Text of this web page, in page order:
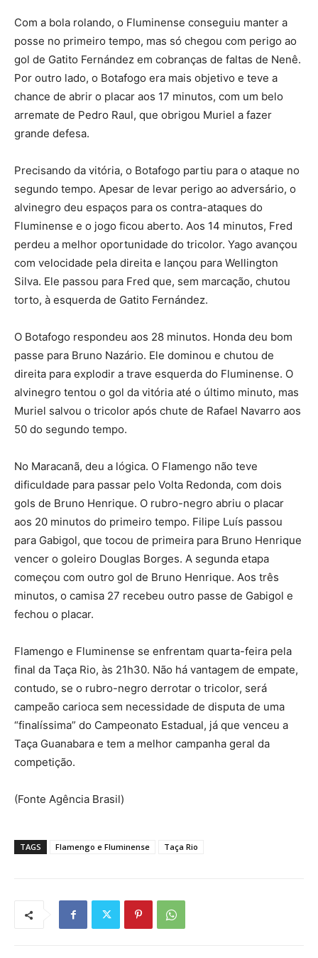
Com a bola rolando, o Fluminense conseguiu manter a
posse no primeiro tempo, mas só chegou com perigo ao
gol de Gatito Fernández em cobranças de faltas de Nenê.
Por outro lado, o Botafogo era mais objetivo e teve a
chance de abrir o placar aos 17 minutos, com um belo
arremate de Pedro Raul, que obrigou Muriel a fazer
grande defesa.
Precisando da vitória, o Botafogo partiu para o ataque no
segundo tempo. Apesar de levar perigo ao adversário, o
alvinegro deu espaços para os contra-ataques do
Fluminense e o jogo ficou aberto. Aos 14 minutos, Fred
perdeu a melhor oportunidade do tricolor. Yago avançou
com velocidade pela direita e lançou para Wellington
Silva. Ele passou para Fred que, sem marcação, chutou
torto, à esquerda de Gatito Fernández.
O Botafogo respondeu aos 28 minutos. Honda deu bom
passe para Bruno Nazário. Ele dominou e chutou de
direita para explodir a trave esquerda do Fluminense. O
alvinegro tentou o gol da vitória até o último minuto, mas
Muriel salvou o tricolor após chute de Rafael Navarro aos
50 do segundo tempo.
No Maracanã, deu a lógica. O Flamengo não teve
dificuldade para passar pelo Volta Redonda, com dois
gols de Bruno Henrique. O rubro-negro abriu o placar
aos 20 minutos do primeiro tempo. Filipe Luís passou
para Gabigol, que tocou de primeira para Bruno Henrique
vencer o goleiro Douglas Borges. A segunda etapa
começou com outro gol de Bruno Henrique. Aos três
minutos, o camisa 27 recebeu outro passe de Gabigol e
fechou o placar.
Flamengo e Fluminense se enfrentam quarta-feira pela
final da Taça Rio, às 21h30. Não há vantagem de empate,
contudo, se o rubro-negro derrotar o tricolor, será
campeão carioca sem necessidade de disputa de uma
“finalíssima” do Campeonato Estadual, já que venceu a
Taça Guanabara e tem a melhor campanha geral da
competição.
(Fonte Agência Brasil)
TAGS Flamengo e Fluminense Taça Rio